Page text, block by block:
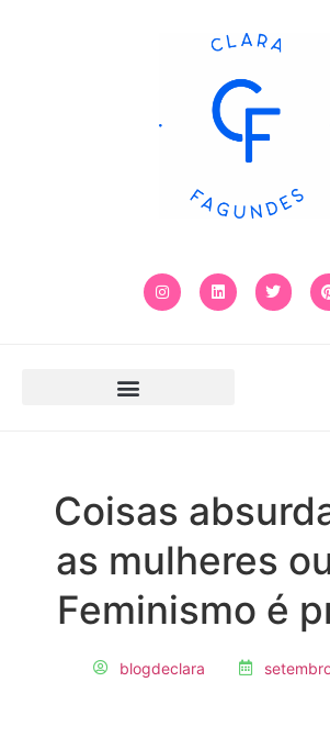
Coisas
as mulheres
Feminismo é
blogdeclara